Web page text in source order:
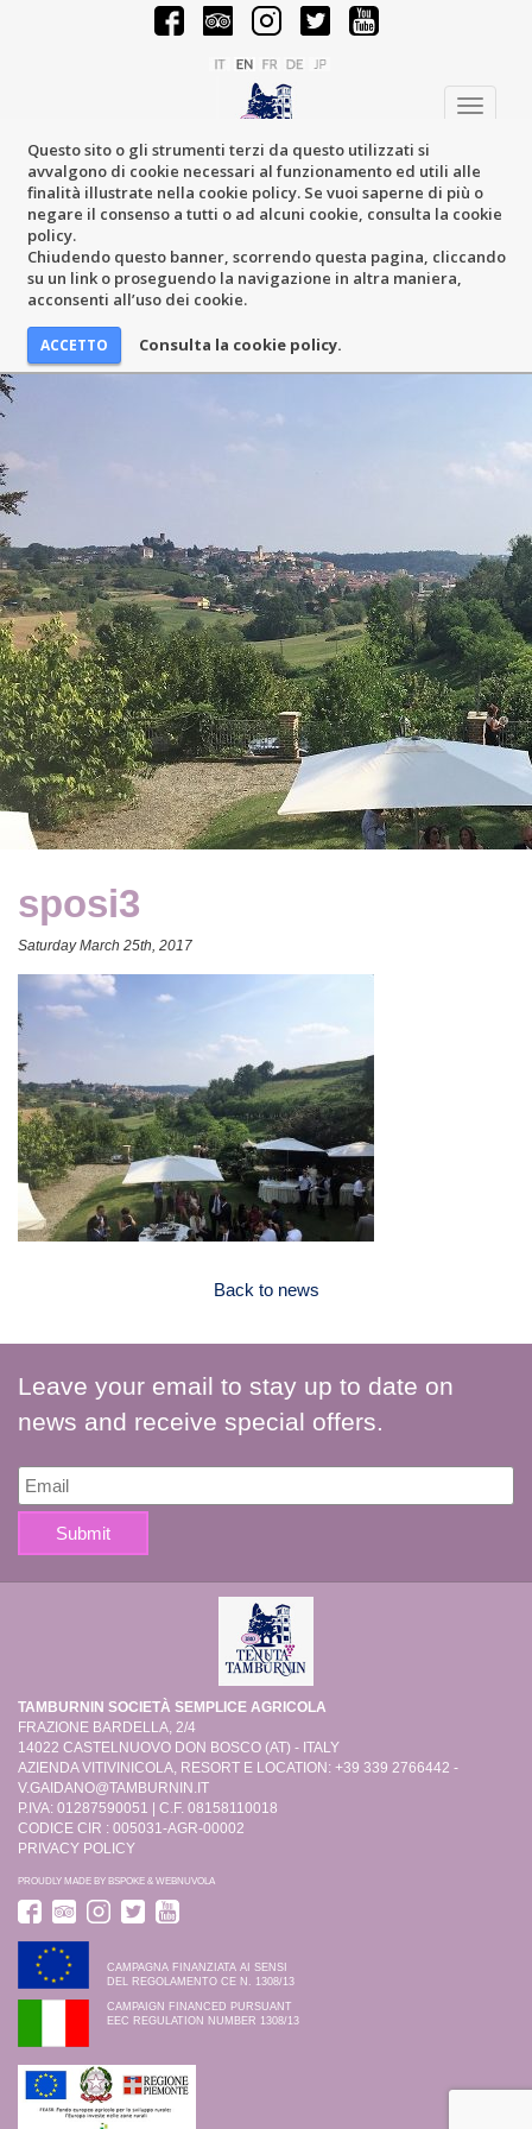
Questo sito o gli strumenti terzi da questo utilizzati si
avvalgono di cookie necessari al funzionamento ed utili alle
finalità illustrate nella cookie policy. Se vuoi saperne di più o
negare il consenso a tutti o ad alcuni cookie, consulta la cookie
policy.
Chiudendo questo banner, scorrendo questa pagina, cliccando
su un link o proseguendo la navigazione in altra maniera,
acconsenti all’uso dei cookie.
Consulta la cookie policy.
Toggle
sposi3
Saturday March 25th, 2017
Back to news
Leave your email to stay up to date on
news and receive special offers.
TAMBURNIN SOCIETÀ SEMPLICE AGRICOLA
FRAZIONE BARDELLA, 2/4
14022 CASTELNUOVO DON BOSCO (AT) - ITALY
AZIENDA VITIVINICOLA, RESORT E LOCATION: +39 339 2766442 -
V.GAIDANO@TAMBURNIN.IT
P.IVA: 01287590051 | C.F. 08158110018
CODICE CIR : 005031-AGR-00002
PRIVACY POLICY
PROUDLY MADE BY BSPOKE & WEBNUVOLA
CAMPAGNA FINANZIATA AI SENSI
DEL REGOLAMENTO CE N. 1308/13
CAMPAIGN FINANCED PURSUANT
EEC REGULATION NUMBER 1308/13